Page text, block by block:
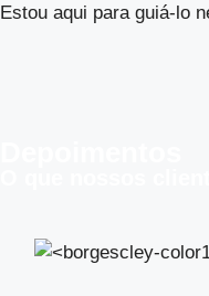
Estou aqui para guiá-lo